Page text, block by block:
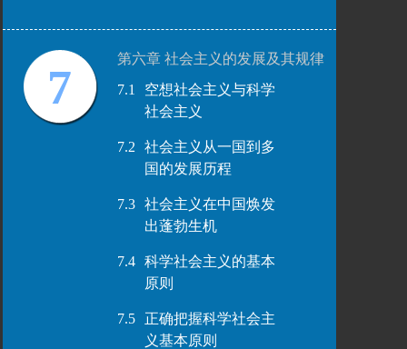
7
第六章 社会主义的发展及其规律
7.1
空想社会主义与科学
社会主义
7.2
社会主义从一国到多
国的发展历程
7.3
社会主义在中国焕发
出蓬勃生机
7.4
科学社会主义的基本
原则
7.5
正确把握科学社会主
义基本原则